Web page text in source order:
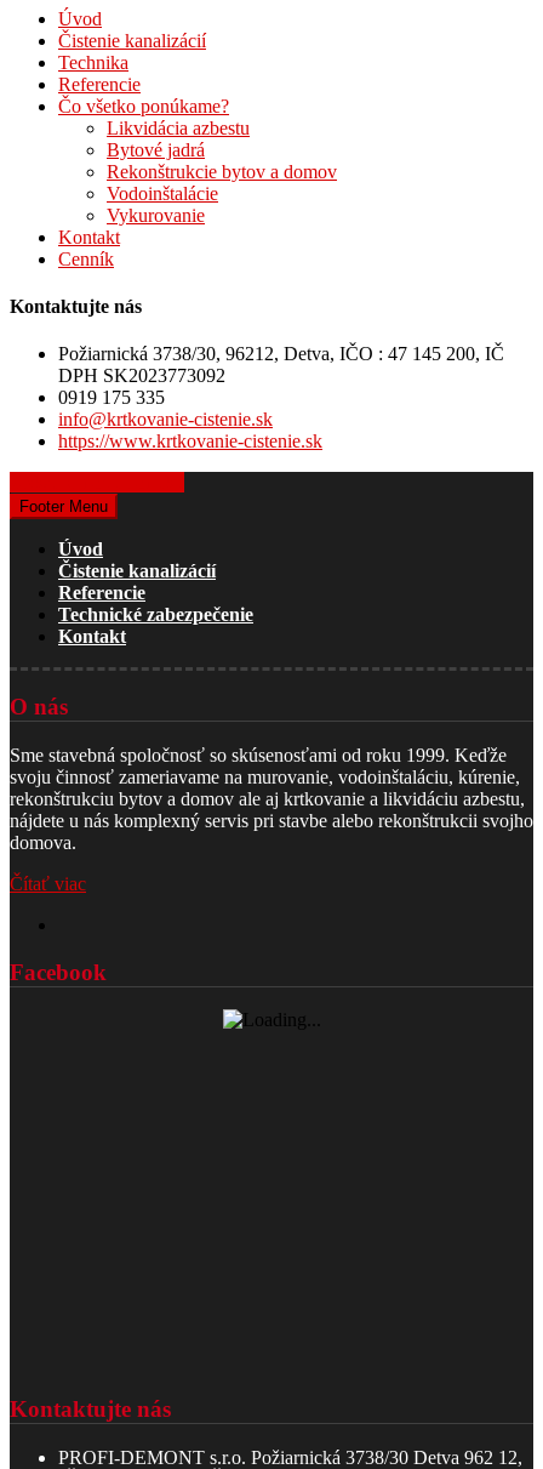
Úvod
Čistenie kanalizácií
Technika
Referencie
Čo všetko ponúkame?
Likvidácia azbestu
Bytové jadrá
Rekonštrukcie bytov a domov
Vodoinštalácie
Vykurovanie
Kontakt
Cenník
Kontaktujte nás
Požiarnická 3738/30, 96212, Detva, IČO : 47 145 200, IČ
DPH SK2023773092
0919 175 335
info@krtkovanie-cistenie.sk
https://www.krtkovanie-cistenie.sk
Footer Menu
Úvod
Čistenie kanalizácií
Referencie
Technické zabezpečenie
Kontakt
O nás
Sme stavebná spoločnosť so skúsenosťami od roku 1999. Keďže
svoju činnosť zameriavame na murovanie, vodoinštaláciu, kúrenie,
rekonštrukciu bytov a domov ale aj krtkovanie a likvidáciu azbestu,
nájdete u nás komplexný servis pri stavbe alebo rekonštrukcii svojho
domova.
Čítať viac
Facebook
Kontaktujte nás
PROFI-DEMONT s.r.o. Požiarnická 3738/30 Detva 962 12,